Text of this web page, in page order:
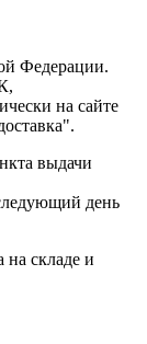
Федерации.
на сайте
выдачи
день
на складе и